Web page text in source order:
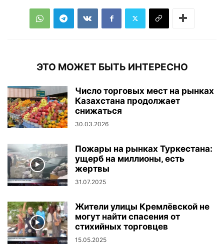
ЭТО МОЖЕТ БЫТЬ ИНТЕРЕСНО
Число торговых мест на рынках
Казахстана продолжает
снижаться
30.03.2026
Пожары на рынках Туркестана:
ущерб на миллионы, есть
жертвы
31.07.2025
Жители улицы Кремлёвской не
могут найти спасения от
стихийных торговцев
15.05.2025